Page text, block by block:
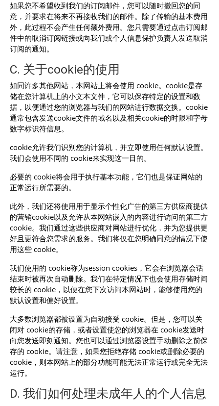
如果您不希望收到我们的订阅邮件，您可以随时撤回您的同
意，并要求在将来不再接收我们的邮件。除了传输的基本费用
外，此过程不会产生任何额外费用。您只需要通过点击订阅邮
件中的取消订阅链接或向我们或个人信息保护负责人发送取消
订阅的通知。
C. 关于cookie的使用
如同许多其他网站，本网站上将会使用 cookie。cookie是存
储在您计算机上的小文本文件，它可以保存特定的设置和数
据，以便通过您的浏览器与我们的网站进行数据交换。cookie
通常包含发送cookie文件的域名以及相关cookie的时限和字母
数字标识符信息。
cookie允许我们识别您的计算机，并立即使用任何默认设置。
我们会使用不同的 cookie来实现这一目的。
必要的 cookie将会用于执行基本功能，它们也是保证网站的
正常运行所需要的。
此外，我们还将使用用于显示个性化广告的第三方供应商提供
的营销cookie以及允许从本网站嵌入的内容进行访问的第三方
cookie。我们通过这些供应商对网站进行优化，并为您提供更
好且更符合您需求的服务。我们将仅在您明确同意的情况下使
用这些 cookie。
我们使用的 cookie称为session cookies，它会在浏览器会话
结束时被再次自动删除。我们在特定情况下也会使用存储时间
较长的 cookie，以便在您下次访问本网站时，能够使用您的
默认设置和偏好设置。
大多数浏览器都被设置为自动接受 cookie。但是，您可以关
闭对 cookie的存储，或者设置使您的浏览器在 cookie发送时
向您发送即刻通知。您也可以通过浏览器设置手动删除之前保
存的 cookie。请注意，如果您拒绝存储 cookie或删除必要的
cookie，则本网站上的部分功能可能无法正常运行或完全无法
运行。
D. 我们如何处理未成年人的个人信息